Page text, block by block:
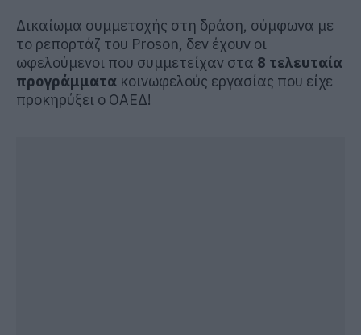
Δικαίωμα συμμετοχής στη δράση, σύμφωνα με
το ρεπορτάζ του Proson, δεν έχουν οι
ωφελούμενοι που συμμετείχαν στα 8 τελευταία
προγράμματα κοινωφελούς εργασίας που είχε
προκηρύξει ο ΟΑΕΔ!